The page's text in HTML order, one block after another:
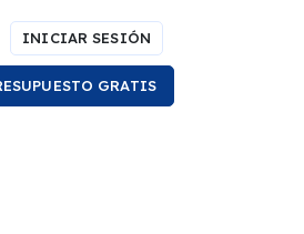
INICIAR SESIÓN
GRATIS